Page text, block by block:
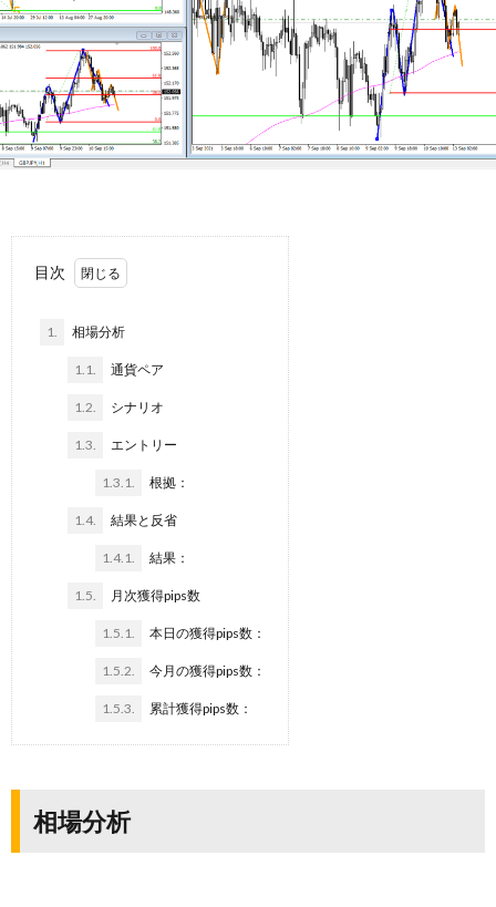
日
目次
1. 相場分析
1.1. 通貨ペア
1.2. シナリオ
1.3. エントリー
1.3.1. 根拠：
1.4. 結果と反省
1.4.1. 結果：
1.5. 月次獲得pips数
1.5.1. 本日の獲得pips数：
1.5.2. 今月の獲得pips数：
1.5.3. 累計獲得pips数：
相場分析